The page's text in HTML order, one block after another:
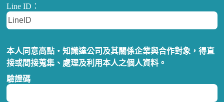
Line ID：
本人同意高點‧知識達公司及其關係企業與合作對象，得直
接或間接蒐集、處理及利用本人之個人資料。
驗證碼